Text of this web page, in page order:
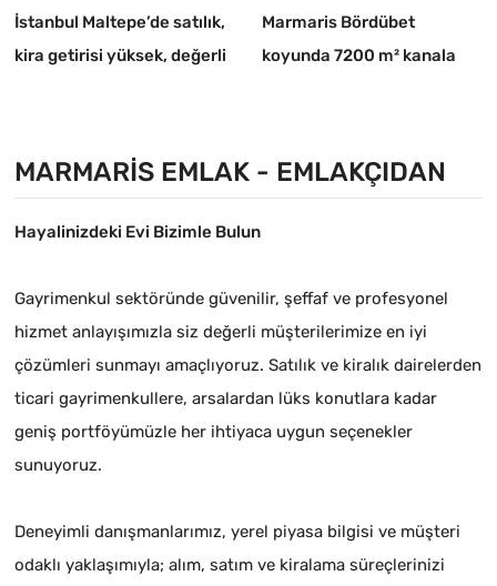
İstanbul Maltepe’de satılık,
kira getirisi yüksek, değerli
Marmaris Bördübet
koyunda 7200 m² kanala
MARMARIS EMLAK - EMLAKÇIDAN
Hayalinizdeki Evi Bizimle Bulun
Gayrimenkul sektöründe güvenilir, şeffaf ve profesyonel
hizmet anlayışımızla siz değerli müşterilerimize en iyi
çözümleri sunmayı amaçlıyoruz. Satılık ve kiralık dairelerden
ticari gayrimenkullere, arsalardan lüks konutlara kadar
geniş portföyümüzle her ihtiyaca uygun seçenekler
sunuyoruz.
Deneyimli danışmanlarımız, yerel piyasa bilgisi ve müşteri
odaklı yaklaşımıyla; alım, satım ve kiralama süreçlerinizi